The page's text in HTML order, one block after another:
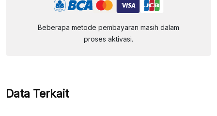
Beberapa metode pembayaran masih dalam
proses aktivasi.
Data Terkait